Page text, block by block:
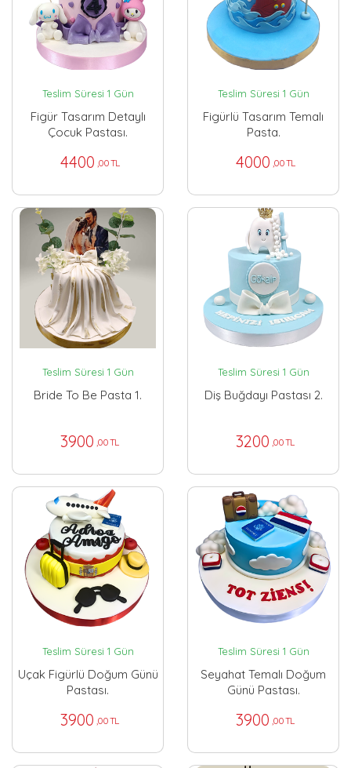
Teslim Süresi 1 Gün
Figür Tasarım Detaylı
Çocuk Pastası.
4400 ,00 TL
Teslim Süresi 1 Gün
Figürlü Tasarım Temalı
Pasta.
4000 ,00 TL
Teslim Süresi 1 Gün
Bride To Be Pasta 1.
3900 ,00 TL
Teslim Süresi 1 Gün
Diş Buğdayı Pastası 2.
3200 ,00 TL
Teslim Süresi 1 Gün
Uçak Figürlü Doğum Günü
Pastası.
3900 ,00 TL
Teslim Süresi 1 Gün
Seyahat Temalı Doğum
Günü Pastası.
3900 ,00 TL